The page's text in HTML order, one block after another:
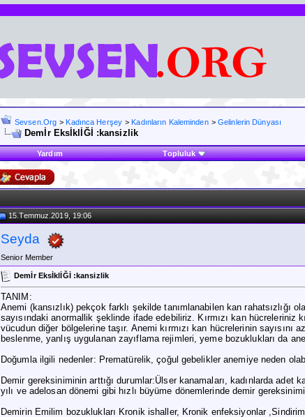
Sevsen.Org > Kadınca Herşey > Kadınların Kaleminden >Gelinlerin Dünyası
Demİr EksİklİĞİ :kansizlik
Yardım Topluluk
15.Temmuz.2019, 19:06
Seyda
Senior Member
Demİr EksİklİĞİ :kansizlik
TANIM:
Anemi (kansızlık) pekçok farklı şekilde tanımlanabilen kan rahatsızlığı
sayısındaki anormallik şeklinde ifade edebiliriz. Kırmızı kan hücreleriniz
vücudun diğer bölgelerine taşır. Anemi kırmızı kan hücrelerinin
beslenme, yanlış uygulanan zayıflama rejimleri, yeme bozuklukları da
Doğumla ilgili nedenler: Prematürelik, çoğul gebelikler anemiye neden
Demir gereksiniminin arttığı durumlar:Ülser kanamaları, kadınlarda
yılı ve adelosan dönemi gibi hızlı büyüme dönemlerinde demir
Demirin Emilim bozuklukları Kronik ishaller, Kronik enfeksiyonlar